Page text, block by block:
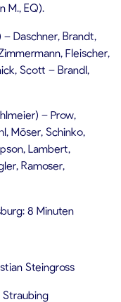
M., EQ).
Daschner, Brandt,
Fleischer,
Scott – Brandl,
– Prow,
Möser, Schinko,
Lambert,
Ramoser,
8 Minuten
Steingross
Straubing